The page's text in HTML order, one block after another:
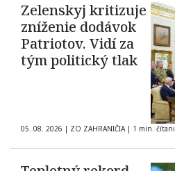
Zelenskyj kritizuje
zníženie dodávok
Patriotov. Vidí za
tým politický tlak
05. 08. 2026 | ZO ZAHRANIČIA | 1 min.